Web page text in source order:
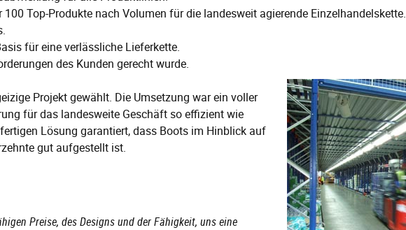
Top-Produkte nach Volumen für die landesweit agierende Einzelhandelskette.
für eine verlässliche Lieferkette.
des Kunden gerecht wurde.
Projekt gewählt. Die Umsetzung war ein voller
für das landesweite Geschäft so effizient wie
Lösung garantiert, dass Boots im Hinblick auf
gut aufgestellt ist.
Preise, des Designs und der Fähigkeit, uns eine